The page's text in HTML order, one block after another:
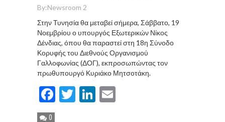
By:Newsroom 2
Στην Τυνησία θα μεταβεί σήμερα, Σάββατο, 19
Νοεμβρίου ο υπουργός Εξωτερικών Νίκος
Δένδιας, όπου θα παραστεί στη 18η Σύνοδο
Κορυφής του Διεθνούς Οργανισμού
Γαλλοφωνίας (ΔΟΓ), εκπροσωπώντας τον
πρωθυπουργό Κυριάκο Μητσοτάκη.
Facebook
TwitterLinkedIn
0